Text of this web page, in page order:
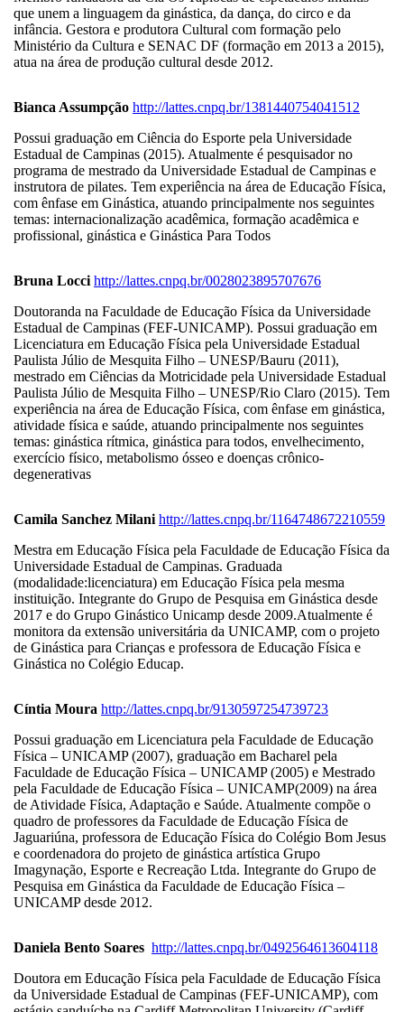
que unem a linguagem da ginástica, da dança, do circo e da
infância. Gestora e produtora Cultural com formação pelo
Ministério da Cultura e SENAC DF (formação em 2013 a 2015),
atua na área de produção cultural desde 2012.
Bianca Assumpção http://lattes.cnpq.br/1381440754041512
Possui graduação em Ciência do Esporte pela Universidade
Estadual de Campinas (2015). Atualmente é pesquisador no
programa de mestrado da Universidade Estadual de Campinas e
instrutora de pilates. Tem experiência na área de Educação Física,
com ênfase em Ginástica, atuando principalmente nos seguintes
temas: internacionalização acadêmica, formação acadêmica e
profissional, ginástica e Ginástica Para Todos
Bruna Loccihttp://lattes.cnpq.br/0028023895707676
Doutoranda na Faculdade de Educação Física da Universidade
Estadual de Campinas (FEF-UNICAMP). Possui graduação em
Licenciatura em Educação Física pela Universidade Estadual
Paulista Júlio de Mesquita Filho – UNESP/Bauru (2011),
mestrado em Ciências da Motricidade pela Universidade Estadual
Paulista Júlio de Mesquita Filho – UNESP/Rio Claro (2015). Tem
experiência na área de Educação Física, com ênfase em ginástica,
atividade física e saúde, atuando principalmente nos seguintes
temas: ginástica rítmica, ginástica para todos, envelhecimento,
exercício físico, metabolismo ósseo e doenças crônico-
degenerativas
Camila Sanchez Milani http://lattes.cnpq.br/1164748672210559
Mestra em Educação Física pela Faculdade de Educação Física da
Universidade Estadual de Campinas. Graduada
(modalidade:licenciatura) em Educação Física pela mesma
instituição. Integrante do Grupo de Pesquisa em Ginástica desde
2017 e do Grupo Ginástico Unicamp desde 2009.Atualmente é
monitora da extensão universitária da UNICAMP, com o projeto
de Ginástica para Crianças e professora de Educação Física e
Ginástica no Colégio Educap.
Cíntia Moura http://lattes.cnpq.br/9130597254739723
Possui graduação em Licenciatura pela Faculdade de Educação
Física – UNICAMP (2007), graduação em Bacharel pela
Faculdade de Educação Física – UNICAMP (2005) e Mestrado
pela Faculdade de Educação Física – UNICAMP(2009) na área
de Atividade Física, Adaptação e Saúde. Atualmente compõe o
quadro de professores da Faculdade de Educação Física de
Jaguariúna, professora de Educação Física do Colégio Bom Jesus
e coordenadora do projeto de ginástica artística Grupo
Imagynação, Esporte e Recreação Ltda. Integrante do Grupo de
Pesquisa em Ginástica da Faculdade de Educação Física –
UNICAMP desde 2012.
Daniela Bento Soares http://lattes.cnpq.br/0492564613604118
Doutora em Educação Física pela Faculdade de Educação Física
da Universidade Estadual de Campinas (FEF-UNICAMP), com